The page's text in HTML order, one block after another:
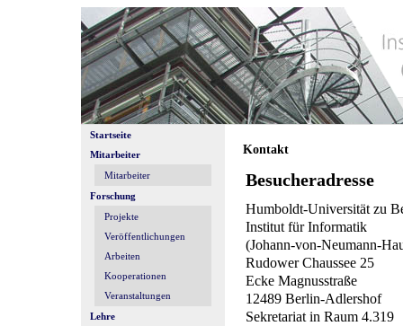
Kontakt
Besucheradresse
Humboldt-Universität zu
Institut für Informatik
(Johann-von-Neumann-
Rudower Chaussee 25
Ecke Magnusstraße
12489 Berlin-Adlershof
Sekretariat in Raum 4.319
Startseite
Mitarbeiter
Mitarbeiter
Forschung
Projekte
Veröffentlichungen
Arbeiten
Kooperationen
Veranstaltungen
Lehre